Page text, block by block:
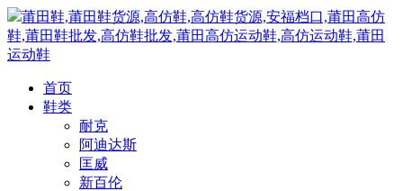
莆田鞋,莆田鞋货源,高仿鞋,高仿鞋货源,安福档口,莆田高仿
鞋,莆田鞋批发,高仿鞋批发,莆田高仿运动鞋,高仿运动鞋,莆田
运动鞋
首页
鞋类
耐克
阿迪达斯
匡威
新百伦